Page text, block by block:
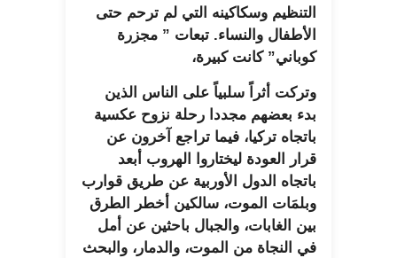
التنظيم وسكاكينه التي لم ترحم حتى
الأطفال والنساء. تبعات ” مجزرة
كوباني” كانت كبيرة،
وتركت أثراً سلبياً على الناس الذين
بدء بعضهم مجددا رحلة نزوح عكسية
باتجاه تركيا، فيما تراجع آخرون عن
قرار العودة ليختاروا الهروب أبعد
باتجاه الدول الأوربية عن طريق قوارب
وبلمَات الموت، سالكين أخطر الطرق
بين الغابات، والجبال باحثين عن أمل
في النجاة من الموت، والدمار، والبحث